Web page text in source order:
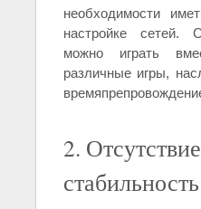
необходимости
настройке
можно играть
различные игры,
2.